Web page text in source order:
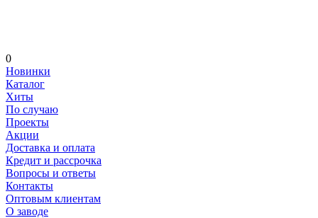
0
Новинки
Каталог
Хиты
По случаю
Проекты
Акции
Доставка и оплата
Кредит и рассрочка
Вопросы и ответы
Контакты
Оптовым клиентам
О заводе